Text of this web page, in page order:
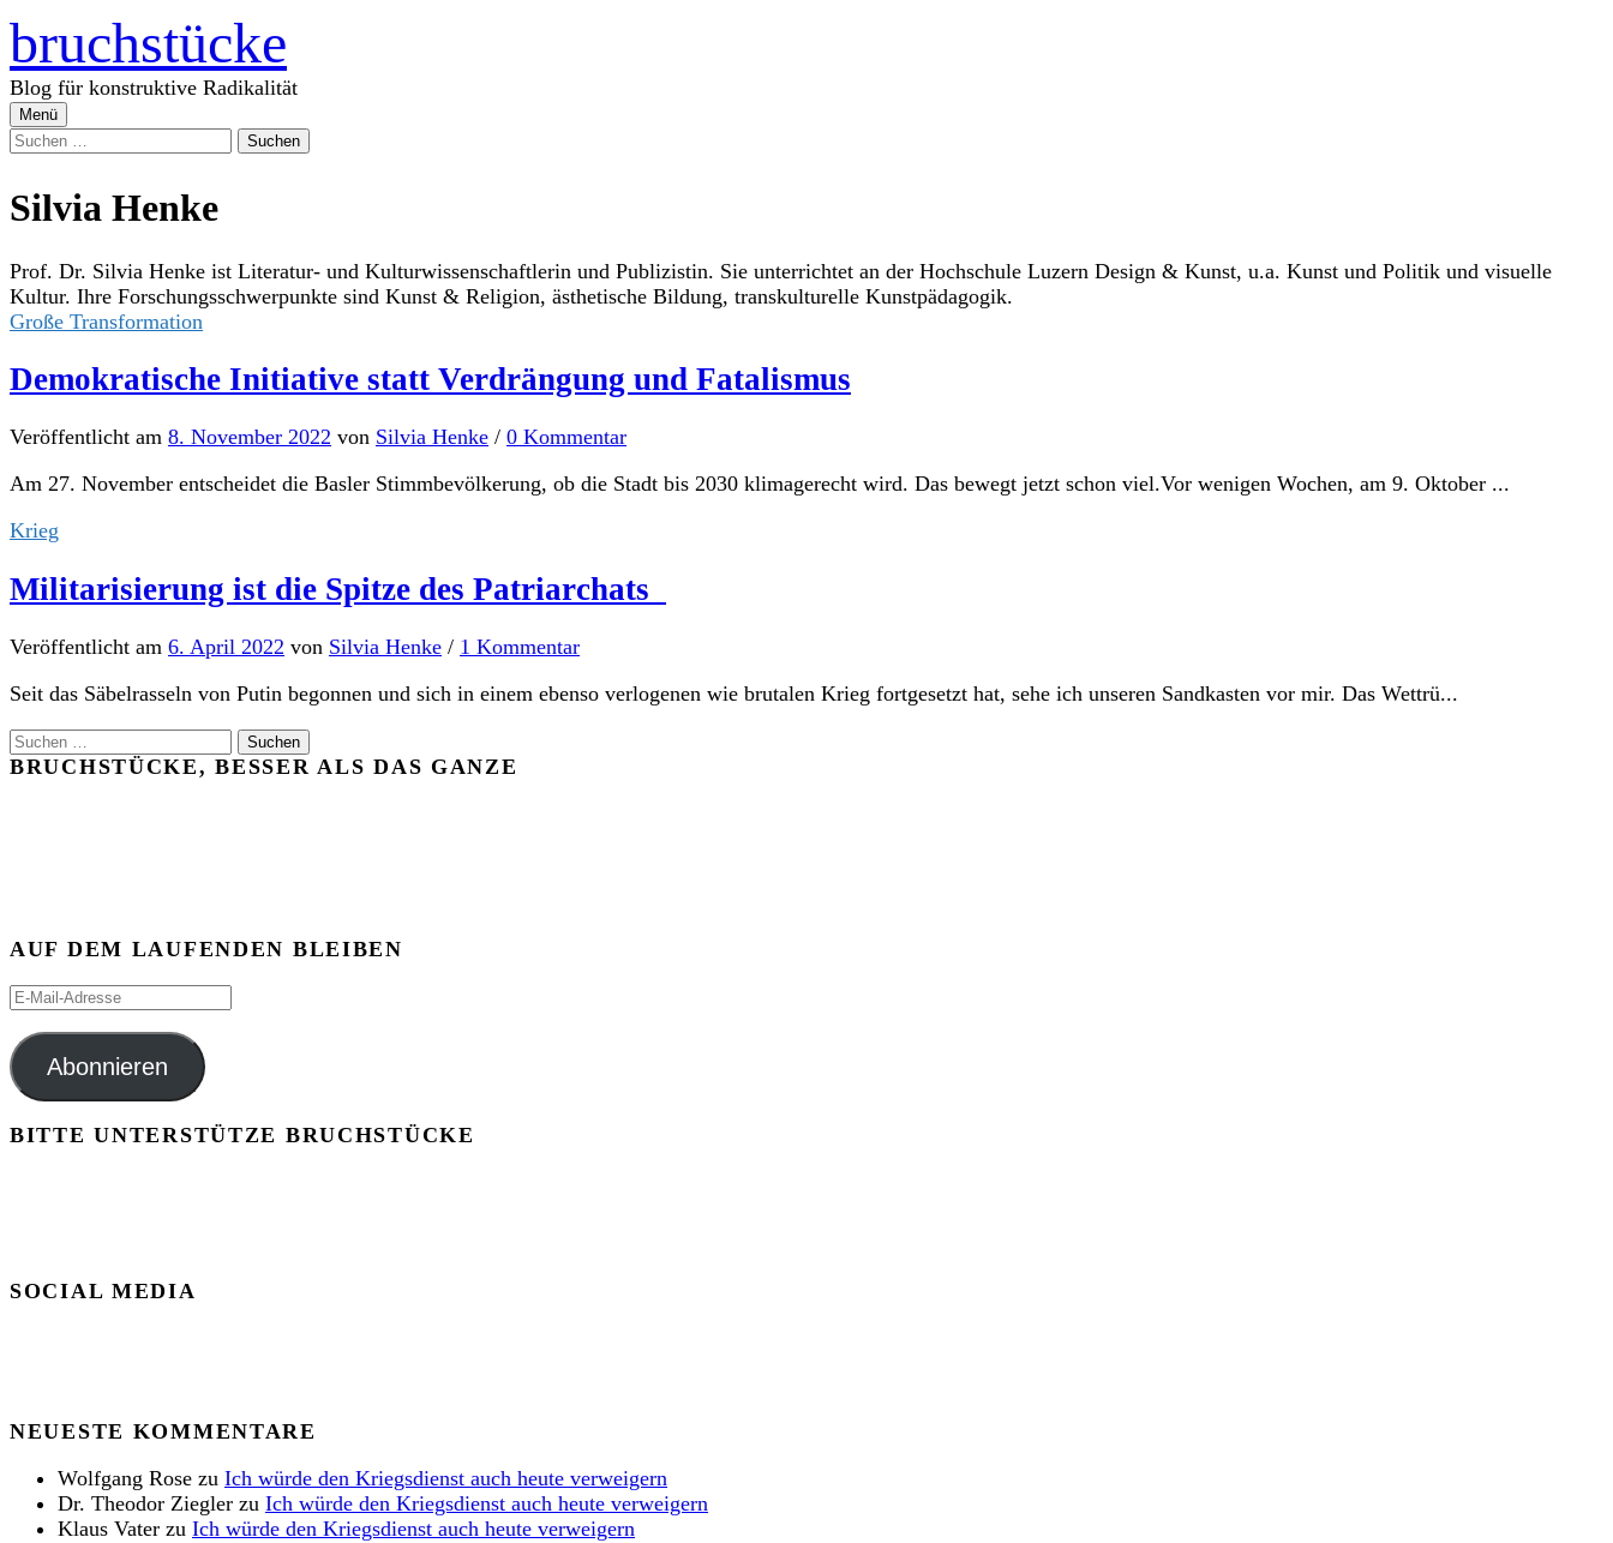
Zum
Inhalt
überspringen
bruchstücke
Blog für konstruktive Radikalität
Menü
Suchen
Silvia Henke
Prof. Dr. Silvia Henke ist Literatur- und Kulturwissenschaftlerin und Publizistin. Sie unterrichtet an der Hochschule Luzern Design & Kunst, u.a. Kunst und Politik und visuelle
Kultur. Ihre Forschungsschwerpunkte sind Kunst & Religion, ästhetische Bildung, transkulturelle Kunstpädagogik.
Große Transformation
Demokratische Initiative statt Verdrängung und Fatalismus
Veröffentlicht am 8. November 2022 von Silvia Henke / 0 Kommentar
Am 27. November entscheidet die Basler Stimmbevölkerung, ob die Stadt bis 2030 klimagerecht wird. Das bewegt jetzt schon viel.Vor wenigen Wochen, am 9. Oktober ...
Krieg
Militarisierung ist die Spitze des Patriarchats
Veröffentlicht am 6. April 2022 von Silvia Henke / 1 Kommentar
Seit das Säbelrasseln von Putin begonnen und sich in einem ebenso verlogenen wie brutalen Krieg fortgesetzt hat, sehe ich unseren Sandkasten vor mir. Das Wettrü...
Suchen
nach:
BRUCHSTÜCKE, BESSER ALS DAS GANZE
AUF DEM LAUFENDEN BLEIBEN
E-
Adresse
Abonnieren
BITTE UNTERSTÜTZE BRUCHSTÜCKE
SOCIAL MEDIA
NEUESTE KOMMENTARE
Wolfgang Rose zu Ich würde den Kriegsdienst auch heute verweigern
Dr. Theodor Ziegler zu Ich würde den Kriegsdienst auch heute verweigern
Klaus Vater zu Ich würde den Kriegsdienst auch heute verweigern